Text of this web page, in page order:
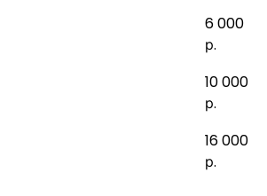
6 000
р.
10 000
р.
16 000
р.